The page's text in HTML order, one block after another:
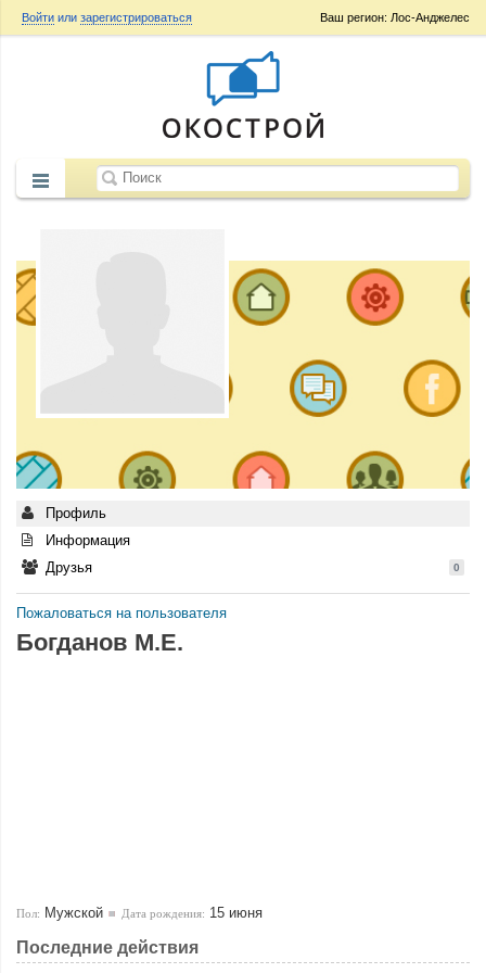
Ваш регион: Лос-Анджелес
Войти или зарегистрироваться
Профиль
Информация
Друзья
0
Пожаловаться на пользователя
Богданов М.Е.
Пол: Мужской Дата рождения: 15 июня
Последние действия